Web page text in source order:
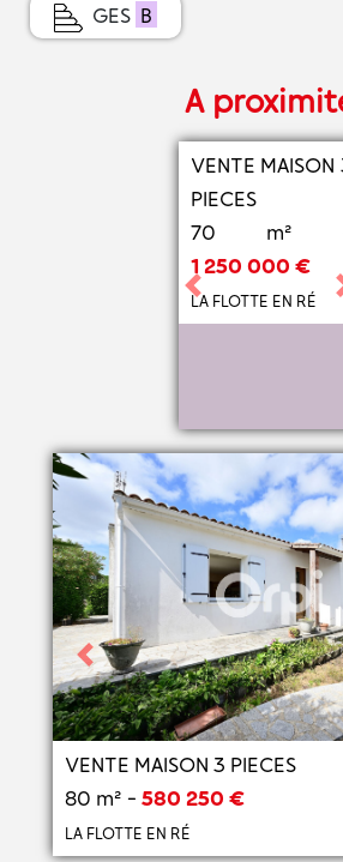
GES B
A
VENTE MAISON
PIECES
70 m²
1 250 000 €
LA FLOTTE EN RÉ
Previous
VENTE MAISON 3 PIECES
80 m² - 580 250 €
LA FLOTTE EN RÉ
Previous